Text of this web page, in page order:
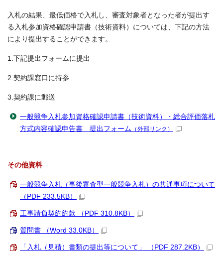
入札の結果、最低価格で入札し、審査対象者となった者が提出す
る入札参加資格確認申請書（技術資料）については、下記の方法
により提出することができます。
1.下記提出フォームに提出
2.契約課窓口に持参
3.契約課に郵送
一般競争入札参加資格確認申請書（技術資料）・総合評価落札
方式内容確認申告書 提出フォーム （外部リンク）
その他資料
一般競争入札（事後審査型一般競争入札）の共通事項について
（PDF 233.5KB）
工事請負契約約款 （PDF 310.8KB）
質問書 （Word 33.0KB）
「入札（見積）書類の提出等について」 （PDF 287.2KB）